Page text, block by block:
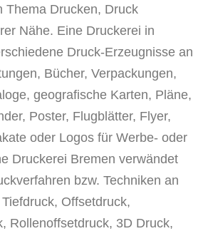
Thema Drucken, Druck
Nähe. Eine Druckerei in
Druck-Erzeugnisse an
Bücher, Verpackungen,
geografische Karten, Pläne,
Poster, Flugblätter, Flyer,
oder Logos für Werbe- oder
Druckerei Bremen verwändet
bzw. Techniken an
Tiefdruck, Offsetdruck,
Rollenoffsetdruck, 3D Druck,